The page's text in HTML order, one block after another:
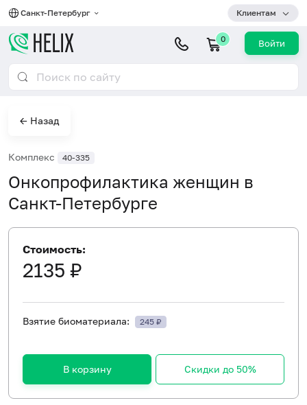
Санкт-Петербург Клиентам
0 Войти
← Назад
Комплекс 40-335
Онкопрофилактика женщин в
Санкт-Петербурге
Стоимость:
2135 ₽
Взятие биоматериала: 245 ₽
В корзину Скидки до 50%